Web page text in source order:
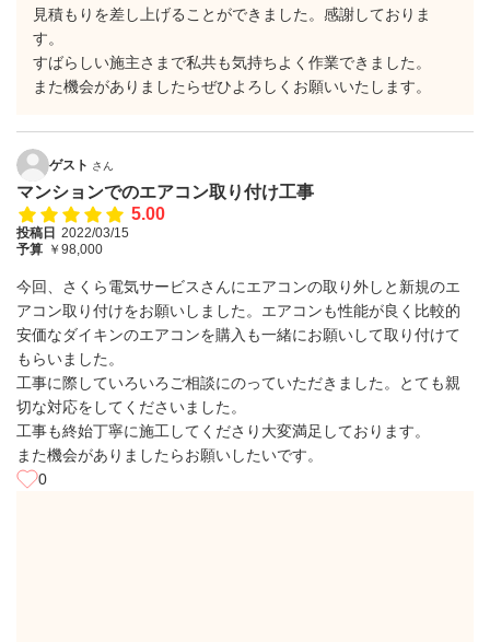
見積もりを差し上げることができました。感謝しておりま
す。
すばらしい施主さまで私共も気持ちよく作業できました。
また機会がありましたらぜひよろしくお願いいたします。
ゲスト さん
マンションでのエアコン取り付け工事
5.00
投稿日 2022/03/15
予算 ￥98,000
今回、さくら電気サービスさんにエアコンの取り外しと新規のエ
アコン取り付けをお願いしました。エアコンも性能が良く比較的
安価なダイキンのエアコンを購入も一緒にお願いして取り付けて
もらいました。
工事に際していろいろご相談にのっていただきました。とても親
切な対応をしてくださいました。
工事も終始丁寧に施工してくださり大変満足しております。
また機会がありましたらお願いしたいです。
0